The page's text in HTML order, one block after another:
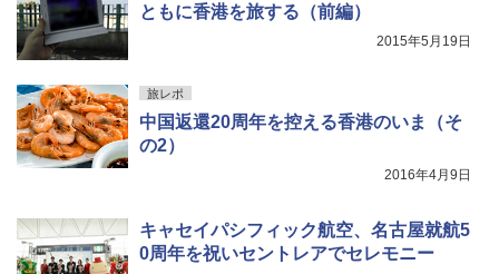
ともに香港を旅する（前編）
2015年5月19日
旅レポ
中国返還20周年を控える香港のいま（そ
の2）
2016年4月9日
キャセイパシフィック航空、名古屋就航5
0周年を祝いセントレアでセレモニー